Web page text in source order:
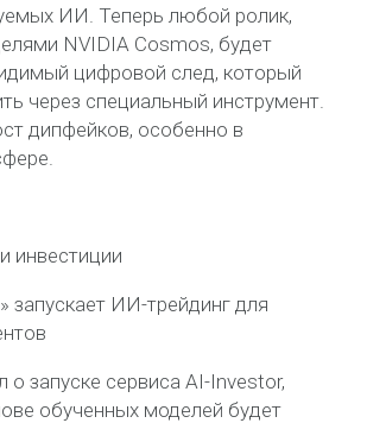
ИИ. Теперь любой ролик,
NVIDIA Cosmos, будет
цифровой след, который
через специальный инструмент.
дипфейков, особенно в
инвестиции
ИИ-трейдинг для
о запуске сервиса AI-Investor,
обученных моделей будет